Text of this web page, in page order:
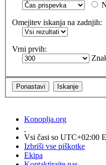
Omejitev iskanja na zadnjih:
Vrni prvih:
Konoplja.org
Vsi časi so UTC+02:00
Izbriši vse piškotke
Ekipa